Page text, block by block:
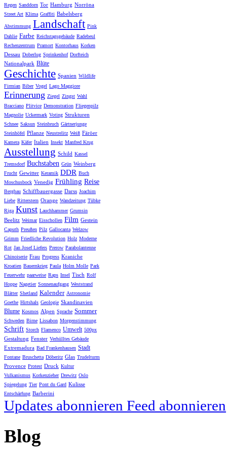
Regen Sanddorn Tor Hamburg Norröna
Street Art Klima Graffiti Babelsberg
Abstimmung Landschaft Pink
Dahlie Farbe Reichstagsgebäude Radebeul
Rechenzentrum Pramort Kontorhaus Korken
Dessau Doberlug Sprinkenhof Dorfteich
Nationalpark Blüte
Geschichte Spanien Wildlife
Firmian Biber Vogel Lago Maggiore
Erinnerung Ziegel Zingst Wahl
Bracciano Plitvice Demonstration Fliegenpilz
Magnolie Uckermark Voting Strukturen
Schnee Saksun Steinbruch Gärtnerjunge
Steinhöfel Pflanze Neustrelitz Weiß Färöer
Kamera Käfer Italien Insekt Manfred Krug
Ausstellung Schild Kassel
Tremsdorf Buchstaben Grün Weinberg
Frucht Gewitter Keramik DDR Buch
Moschusbock Venedig Frühling Reise
Bergbau Schiffbauergasse Darss Joachim
Liebe Ritterstern Orange Wandzeitung Tübke
Riga Kunst Lauchhammer Grumsin
Beelitz Weimar Eisschollen Film Gestein
Caputh Preußen Pilz Gallocanta Welzow
Grimm Friedliche Revolution Holz Moderne
Rot Jan Josef Liefers Prerow Parabolantenne
Chinoiserie Frau Progress Kraniche
Kroatien Bauernkrieg Paula Holm Molle Park
Feuerwehr paarweise Raps Insel Tisch Rolf
Hoppe Nagetier Sonnenaufgang Weststrand
Blätter Shetland Kalender Astronomie
Goethe Hirtshals Geologie Skandinavien
Blume Kosmos Alpen Sprache Sommer
Schweden Birne Lissabon Morgenstimmung
Schrift Storch Flamenco Umwelt 500px
Gestaltung Fenster Verhülltes Gebäude
Extremadura Bad Frankenhausen Stadt
Fontane Bruschetta Döberitz Glas Trudelturm
Provence Protest Druck Kultur
Vulkanismus Korkenzieher Drewitz Oslo
Spiegelung Tier Pont du Gard Kulisse
Entschärfung Barberini
Updates abonnieren Feed abonnieren
Blog